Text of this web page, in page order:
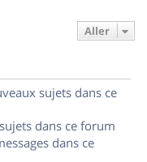
Aller
sujets dans ce
dans ce forum
dans ce